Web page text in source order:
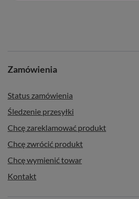
Zamówienia
Status zamówienia
Śledzenie przesyłki
Chcę zareklamować produkt
Chcę zwrócić produkt
Chcę wymienić towar
Kontakt